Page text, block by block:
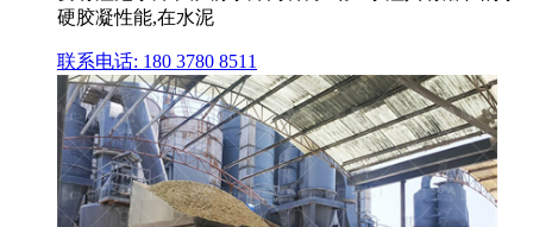
硬胶凝性能,在水泥
联系电话: 180 3780 8511